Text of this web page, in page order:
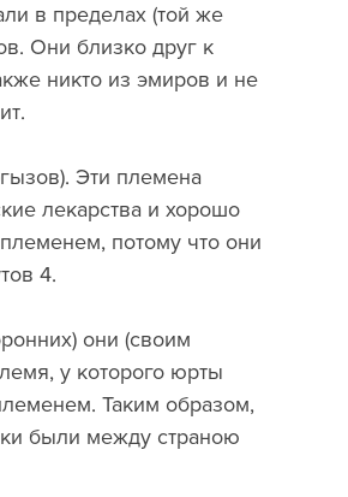
в пределах (той же
Они близко друг к
никто из эмиров и не
Эти племена
лекарства и хорошо
потому что они
4.
они (своим
у которого юрты
Таким образом,
были между страною